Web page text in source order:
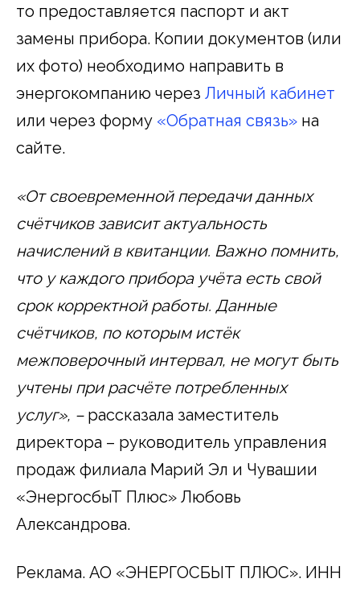
то предоставляется паспорт и акт
замены прибора. Копии документов (или
их фото) необходимо направить в
энергокомпанию через Личный кабинет
или через форму «Обратная связь» на
сайте.
«От своевременной передачи данных
счётчиков зависит актуальность
начислений в квитанции. Важно помнить,
что у каждого прибора учёта есть свой
срок корректной работы. Данные
счётчиков, по которым истёк
межповерочный интервал, не могут быть
учтены при расчёте потребленных
услуг», – рассказала заместитель
директора – руководитель управления
продаж филиала Марий Эл и Чувашии
«ЭнергосбыТ Плюс» Любовь
Александрова.
Реклама. АО «ЭНЕРГОСБЫТ ПЛЮС». ИНН